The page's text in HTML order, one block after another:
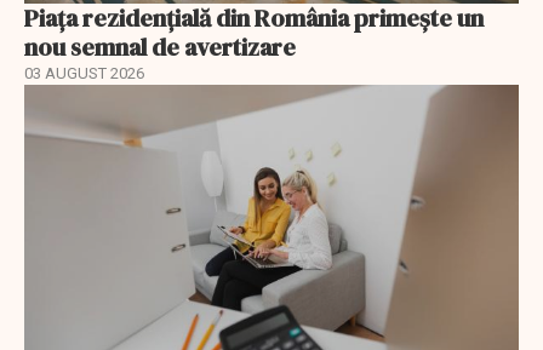
Piața rezidențială din România primește un
nou semnal de avertizare
03 AUGUST 2026